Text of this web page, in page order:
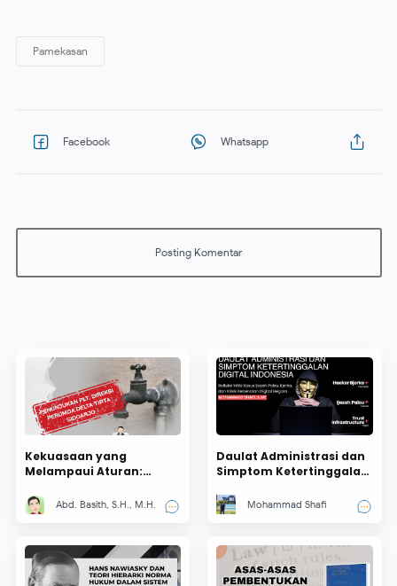
Kekuasaan yang
Melampaui Aturan:
Direksi Perumda Delta
Tirta Sidoarjo
Abd. Basith, S.H., M.H.
Daulat Administrasi dan
Simptom Ketertinggalan
Mohammad Shafi